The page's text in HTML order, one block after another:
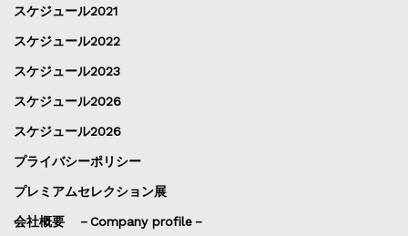
スケジュール2021
スケジュール2022
スケジュール2023
スケジュール2026
スケジュール2026
プライバシーポリシー
プレミアムセレクション展
会社概要 －Company profile－